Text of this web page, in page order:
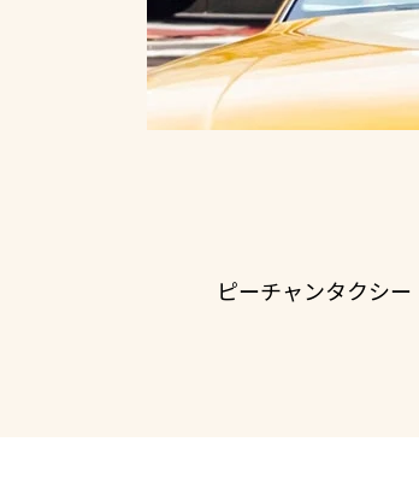
ピーチャンタクシ